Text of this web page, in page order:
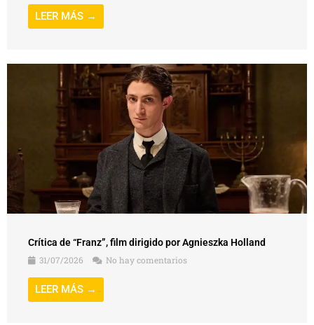
LEER MÁS →
Crítica de “Franz”, film dirigido por Agnieszka Holland
31/07/2026
No hay comentarios
LEER MÁS →